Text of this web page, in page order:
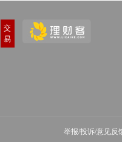
交
易
举报/投诉/意见反